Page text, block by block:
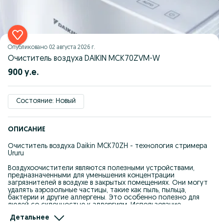
Опубликовано 02 августа 2026 г.
Очиститель воздуха DAIKIN MCK70ZVM-W
900 у.е.
Состояние: Новый
ОПИСАНИЕ
Очиститель воздуха Daikin MCK70ZH - технология стримера
Ururu
Воздухоочистители являются полезными устройствами,
предназначенными для уменьшения концентрации
загрязнителей в воздухе в закрытых помещениях. Они могут
удалять аэрозольные частицы, такие как пыль, пыльца,
бактерии и другие аллергены. Это особенно полезно для
людей со склонностью к аллергиям. Использование
заболеваний, улучшают обмен воздуха, борются с
Детальнее